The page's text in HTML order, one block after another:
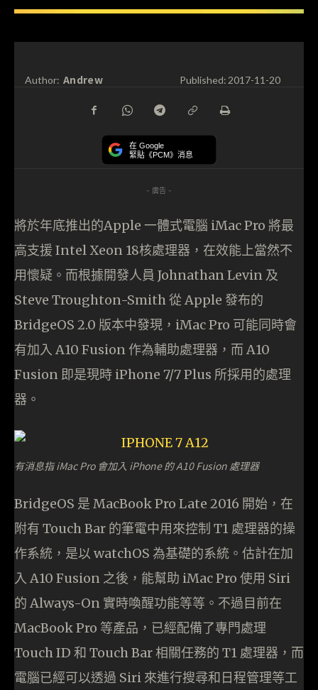
Author: Andrew Published:2017-11-20
在 Google
緊貼《PCM》消息
- 廣告 -
將於年底推出的Apple 一體式電腦 iMac Pro 將最
高支援 Intel Xeon 18核處理器，在效能上當然不
用懷疑。而根據開發人員 Johnathan Levin 及
Steve Troughton-Smith 從 Apple 發布的
BridgeOS 2.0 版本中發現，iMac Pro 可能同時會
有加入 A10 Fusion 作為輔助處理器，而 A10
Fusion 即是現時 iPhone 7/7 Plus 所採用的處理
器。
有消息指 iMac Pro 會加入 iPhone 的 A10 Fusion 處理器
BridgeOS 是 MacBook Pro Late 2016 開始，在
附有 Touch Bar 的筆電中用來控制 T1 處理器的操
作系統，是以 watchOS 為基礎的系統。估計在加
入 A10 Fusion 之後，能幫助 iMac Pro 使用 Siri
的 Always-On 實時喚醒功能等等。不過目前在
MacBook Pro 等產品，已經配備了專門處理
Touch ID 和 Touch Bar 相關任務的 T1 處理器，而
電腦已經可以透過 Siri 來進行搜尋和日程管理等工